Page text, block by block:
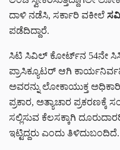
ದಾಳಿ ನಡೆಸಿ, ಸರ್ಕಾರಿ ವಕೀಲೆ
ಪಡೆದಿದ್ದಾರೆ.
ಸಿಟಿ ಸಿವಿಲ್ ಕೋರ್ಟ್‌ನ 54ನೇ
ಪ್ರಾಸಿಕ್ಯೂಟರ್ ಆಗಿ
ಅವರನ್ನು ಲೋಕಾಯುಕ್ತ
ಪ್ರಕಾರ, ಅತ್ಯಾಚಾರ ಪ್ರಕರಣಕ್ಕೆ
ಸಲ್ಲಿಸುವ ಕೆಲಸಕ್ಕಾಗಿ
ಇಟ್ಟಿದ್ದರು ಎಂದು ತಿಳಿದುಬಂದಿದೆ.